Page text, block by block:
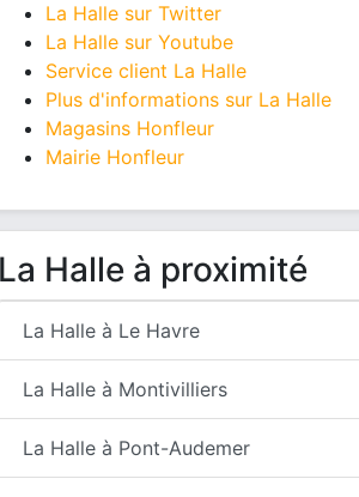
La Halle sur Twitter
La Halle sur Youtube
Service client La Halle
Plus d'informations sur La Halle
Magasins Honfleur
Mairie Honfleur
La Halle à proximité
La Halle à Le Havre
La Halle à Montivilliers
La Halle à Pont-Audemer